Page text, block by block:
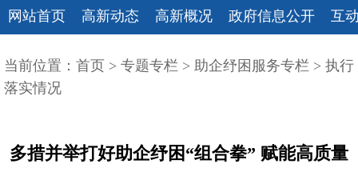
网站首页 高新动态 高新概况 政府信息公开 互
当前位置： 首页 > 专题专栏 > 助企纾困服务专栏 > 执行
落实情况
多措并举打好助企纾困“组合拳” 赋能高质量